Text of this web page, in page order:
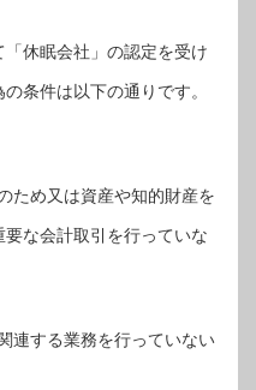
休眠会社」の認定を受け
条件は以下の通りです。
め又は資産や知的財産を
な会計取引を行っていな
する業務を行っていない